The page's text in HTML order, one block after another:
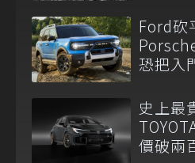
Ford砍
恐把入
史上最
價破兩